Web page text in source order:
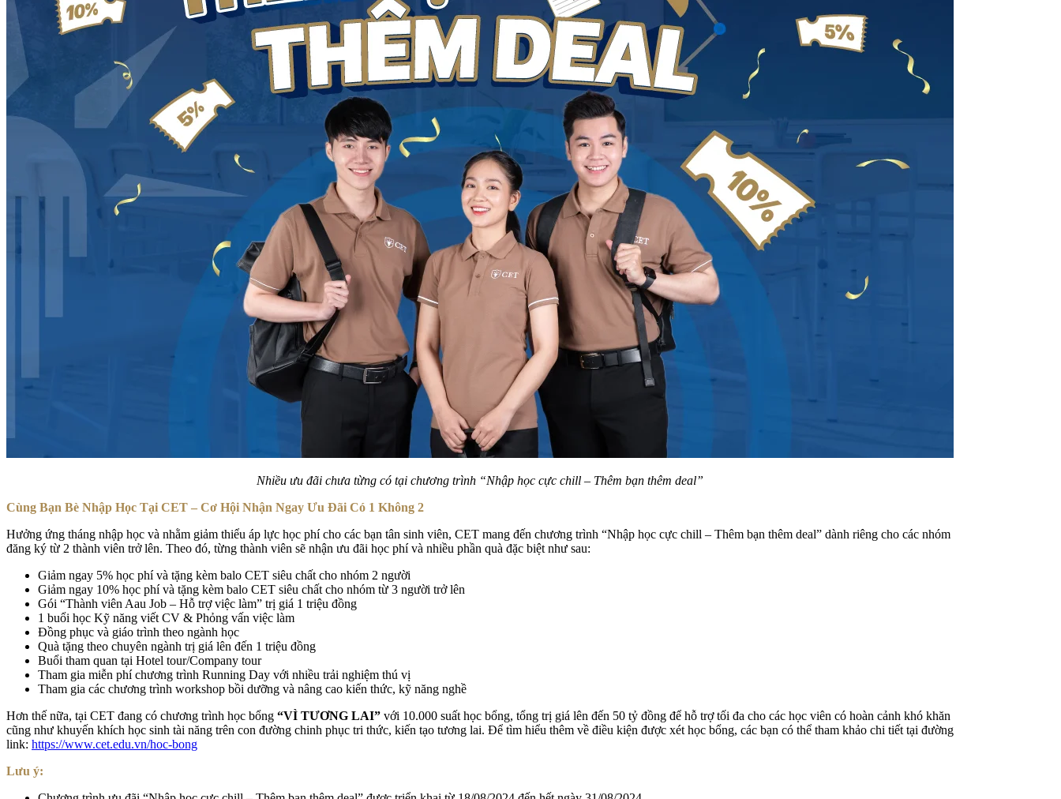
Nhiều ưu đãi chưa từng có tại chương trình “Nhập học cực chill – Thêm bạn thêm deal”
Cùng Bạn Bè Nhập Học Tại CET – Cơ Hội Nhận Ngay Ưu Đãi Có 1 Không 2
Hưởng ứng tháng nhập học và nhằm giảm thiểu áp lực học phí cho các bạn tân sinh viên, CET mang đến chương trình “Nhập học cực chill – Thêm bạn thêm deal” dành riêng cho các nhóm
đăng ký từ 2 thành viên trở lên. Theo đó, từng thành viên sẽ nhận ưu đãi học phí và nhiều phần quà đặc biệt như sau:
Giảm ngay 5% học phí và tặng kèm balo CET siêu chất cho nhóm 2 người
Giảm ngay 10% học phí và tặng kèm balo CET siêu chất cho nhóm từ 3 người trở lên
Gói “Thành viên Aau Job – Hỗ trợ việc làm” trị giá 1 triệu đồng
1 buổi học Kỹ năng viết CV & Phỏng vấn việc làm
Đồng phục và giáo trình theo ngành học
Quà tặng theo chuyên ngành trị giá lên đến 1 triệu đồng
Buổi tham quan tại Hotel tour/Company tour
Tham gia miễn phí chương trình Running Day với nhiều trải nghiệm thú vị
Tham gia các chương trình workshop bồi dưỡng và nâng cao kiến thức, kỹ năng nghề
Hơn thế nữa, tại CET đang có chương trình học bổng “VÌ TƯƠNG LAI” với 10.000 suất học bổng, tổng trị giá lên đến 50 tỷ đồng để hỗ trợ tối đa cho các học viên có hoàn cảnh khó khăn
cũng như khuyến khích học sinh tài năng trên con đường chinh phục tri thức, kiến tạo tương lai. Để tìm hiểu thêm về điều kiện được xét học bổng, các bạn có thể tham khảo chi tiết tại đường
link: https://www.cet.edu.vn/hoc-bong
Lưu ý: